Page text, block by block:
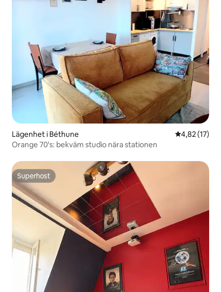
Lägenhet i Béthune 4,82 av 5 i
4,82 (17)
Orange 70's: bekväm studio nära stationen
Superhost
Superhost